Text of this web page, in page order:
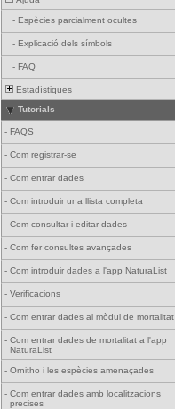
- Espècies parcialment ocultes
- Explicació dels símbols
- FAQ
Estadístiques
Tutorials
- FAQS
- Com registrar-se
- Com entrar dades
- Com introduir una llista completa
- Com consultar i editar dades
- Com fer consultes avançades
- Com introduir dades a l'app NaturaList
- Verificacions
- Com entrar dades al mòdul de mortalitat
- Com entrar dades de mortalitat a l'app
NaturaList
- Ornitho i les espècies amenaçades
- Com entrar dades amb localitzacions
precises